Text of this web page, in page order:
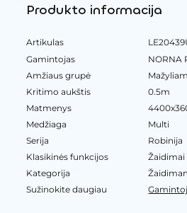
Produkto informacija
Artikulas
Gamintojas
NORNA
Amžiaus grupė
Kritimo aukštis
0.5m
Matmenys
Medžiaga
Multi
Serija
Robinija
Klasikinės funkcijos
Žaidimai
Kategorija
Sužinokite daugiau